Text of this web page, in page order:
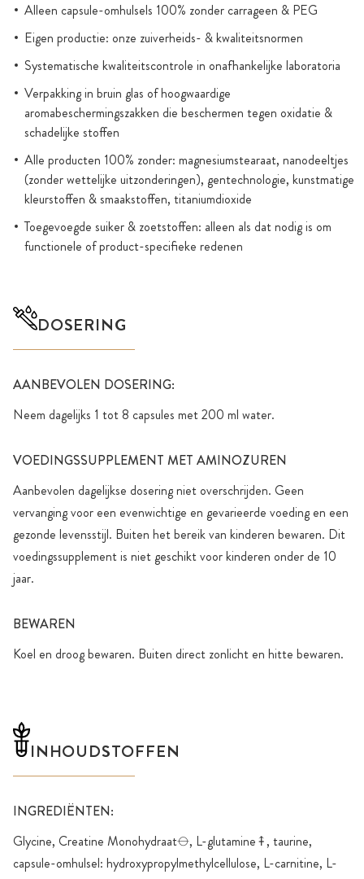
Alleen capsule-omhulsels 100% zonder carrageen & PEG
Eigen productie: onze zuiverheids- & kwaliteitsnormen
Systematische kwaliteitscontrole in onafhankelijke laboratoria
Verpakking in bruin glas of hoogwaardige
aromabeschermingszakken die beschermen tegen oxidatie &
schadelijke stoffen
Alle producten 100% zonder: magnesiumstearaat, nanodeeltjes
(zonder wettelijke uitzonderingen), gentechnologie, kunstmatige
kleurstoffen & smaakstoffen, titaniumdioxide
Toegevoegde suiker & zoetstoffen: alleen als dat nodig is om
functionele of product-specifieke redenen
DOSERING
AANBEVOLEN DOSERING:
Neem dagelijks 1 tot 8 capsules met 200 ml water.
VOEDINGSSUPPLEMENT MET AMINOZUREN
Aanbevolen dagelijkse dosering niet overschrijden. Geen
vervanging voor een evenwichtige en gevarieerde voeding en een
gezonde levensstijl. Buiten het bereik van kinderen bewaren. Dit
voedingssupplement is niet geschikt voor kinderen onder de 10
jaar.
BEWAREN
Koel en droog bewaren. Buiten direct zonlicht en hitte bewaren.
INHOUDSTOFFEN
INGREDIËNTEN:
Glycine, Creatine Monohydraat⦵, L-glutamine⤉, taurine,
capsule-omhulsel: hydroxypropylmethylcellulose, L-carnitine, L-